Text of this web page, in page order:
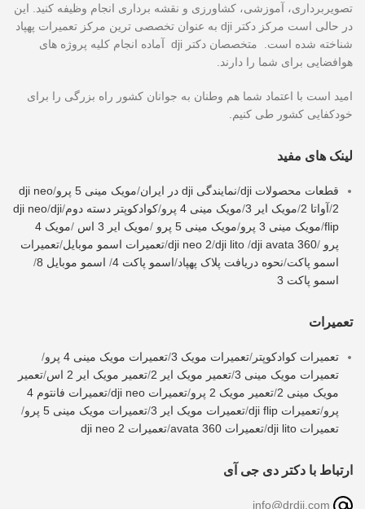
تصویربرداری، آموزشی، کشاورزی و نقشه برداری انجام وظیفه کنید. این
در حالی است مرکز دکتر dji به عنوان تخصصی ترین مرکز تعمیرات پهپاد
شناخته شده است. متخصصان دکتر dji آماده انجام کلیه پروژه های
هوافضایی برای شما را دارند.
امید است با اعتماد شما هم وطنان به جوانان کشور راه بزرگی را برای
خودکفایی کشور طی کنیم.
لینک های مفید
قطعات محصولات dji /نمایندگی dji در ایران /مویک مینی 5 پرو /
dji neo
2
/آواتا 2 /مویک ایر 3 /مویک مینی 4 پرو /کوادکوپتر دسته دوم/
dji neo/dji
flip
/مویک مینی 3 پرو /مویک مینی 5 پرو /مویک ایر 3 اس /
مویک 4
پرو /
dji neo 2/dji lito /dji avata 360
/تعمیرات اسمو موبایل/تعمیرات
اسمو پاکت/نحوه دریافت پلاک پهپاد/اسمو پاکت 4 / اسمو موبایل 8
/
اسمو پاکت 3
تعمیرات
تعمیرات کوادکوپتر /تعمیرات مویک 3 /تعمیرات مویک مینی 4 پرو
/
تعمیرات مویک مینی 3
/تعمیر مویک ایر 2 /تعمیر مویک ایر 2 اس /تعمیر
مویک مینی 2
/تعمیر مویک 2 پرو /تعمیرات dji neo /
تعمیرات فانتوم 4
پرو/تعمیرات dji flip /تعمیرات مویک ایر 3 /تعمیرات مویک مینی 5 پرو
/
تعمیرات dji lito
/تعمیرات avata 360 /تعمیرات dji neo 2
ارتباط با دکتر دی جی آی